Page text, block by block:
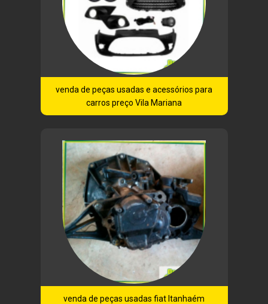
venda de peças usadas e acessórios para
carros preço Vila Mariana
venda de peças usadas fiat Itanhaém